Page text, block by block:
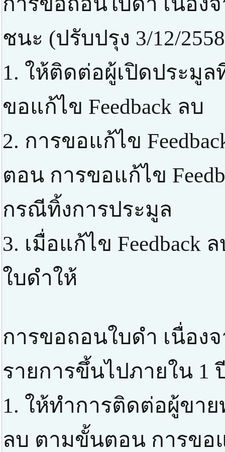
ชนะ (ปรับปรุง 3/12/
1. ให้ติดต่อผู้เปิดประมูล
ขอแก้ไข Feedback ลบ
2. การขอแก้ไข
ตอน การขอแก้ไข
กรณีทิ้งการประมูล
3. เมื่อแก้ไข Feedback
ใบดำให้
การขอถอนใบดำ เนื่อง
รายการขึ้นไปภายใน 1
1. ให้ทำการติดต่อผู้ขาย
ลบ ตามขั้นตอน การขอแ